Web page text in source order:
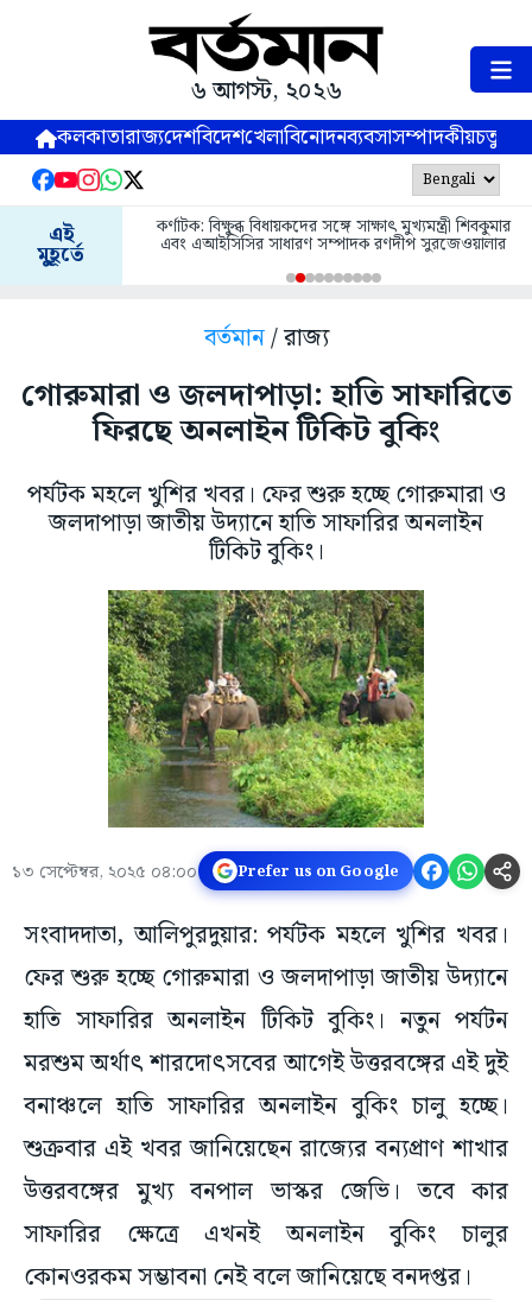
৬ আগস্ট, ২০২৬
কলকাতারাজ্যদেশবিদেশখেলাবিনোদনব্যবসাসম্পাদকীয়
এই
মুহূর্তে
কর্ণাটক: বিক্ষুব্ধ বিধায়কদের সঙ্গে সাক্ষাৎ মুখ্যমন্ত্রী শিবকুমার
এবং এআইসিসির সাধারণ সম্পাদক রণদীপ সুরজেওয়ালার
বর্তমান/ রাজ্য
গোরুমারা ও জলদাপাড়া: হাতি সাফারিতে
ফিরছে অনলাইন টিকিট বুকিং
পর্যটক মহলে খুশির খবর। ফের শুরু হচ্ছে গোরুমারা ও
জলদাপাড়া জাতীয় উদ্যানে হাতি সাফারির অনলাইন
টিকিট বুকিং।
১৩ সেপ্টেম্বর, ২০২৫ ০৪:০০ Prefer us on Google
সংবাদদাতা, আলিপুরদুয়ার: পর্যটক মহলে খুশির খবর।
ফের শুরু হচ্ছে গোরুমারা ও জলদাপাড়া জাতীয় উদ্যানে
হাতি সাফারির অনলাইন টিকিট বুকিং। নতুন পর্যটন
মরশুম অর্থাৎ শারদোৎসবের আগেই উত্তরবঙ্গের এই দুই
বনাঞ্চলে হাতি সাফারির অনলাইন বুকিং চালু হচ্ছে।
শুক্রবার এই খবর জানিয়েছেন রাজ্যের বন্যপ্রাণ শাখার
উত্তরবঙ্গের মুখ্য বনপাল ভাস্কর জেভি। তবে কার
সাফারির ক্ষেত্রে এখনই অনলাইন বুকিং চালুর
কোনওরকম সম্ভাবনা নেই বলে জানিয়েছে বনদপ্তর।